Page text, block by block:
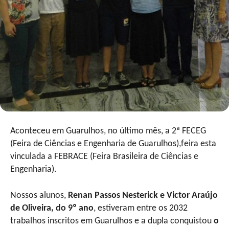
Aconteceu em Guarulhos, no último mês, a 2ª FECEG
(Feira de Ciências e Engenharia de Guarulhos),feira esta
vinculada a FEBRACE (Feira Brasileira de Ciências e
Engenharia).
Nossos alunos, Renan Passos Nesterick e Victor Araújo
de Oliveira, do 9º ano, estiveram entre os 2032
trabalhos inscritos em Guarulhos e a dupla conquistou o